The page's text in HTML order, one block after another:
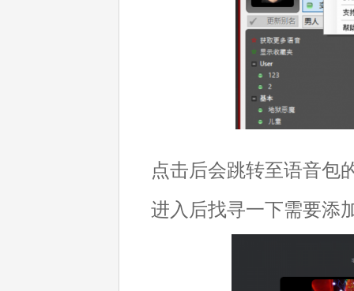
点击后会跳转至语音包
进入后找寻一下需要添